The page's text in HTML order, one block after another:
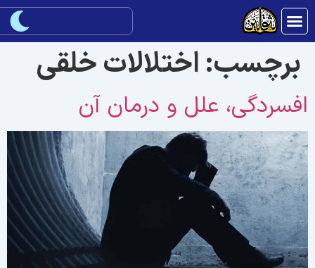
برچسب:اختلالات خلقی
علل و درمان آن